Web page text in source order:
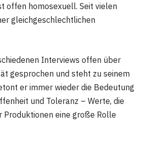
offen homosexuell. Seit vielen
gleichgeschlechtlichen
Interviews offen über
gesprochen und steht zu seinem
er immer wieder die Bedeutung
und Toleranz – Werte, die
Produktionen eine große Rolle